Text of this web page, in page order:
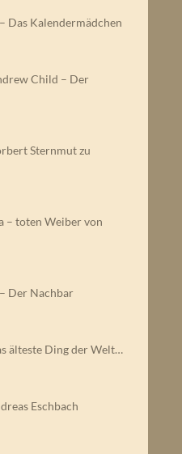
Das Kalendermädchen
Child – Der
Sternmut zu
– toten Weiber von
Der Nachbar
älteste Ding der Welt…
Eschbach